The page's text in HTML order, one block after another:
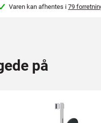
Varen kan afhentes i79
på